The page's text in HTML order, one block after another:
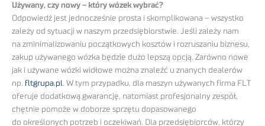
Używany, czy nowy – który wózek wybrać?
Odpowiedź jest jednocześnie prosta i skomplikowana – wszystko
zależy od sytuacji w naszym przedsiębiorstwie. Jeśli zależy nam
na zminimalizowaniu początkowych kosztów i rozruszaniu biznesu,
zakup używanego wózka będzie dużo lepszą opcją. Zarówno nowe
jak i używane wózki widłowe można znaleźć u znanych dealerów
np. fltgrupa.pl. W tym przypadku, dla maszyn używanych firma FLT
oferuje dodatkową gwarancję, natomiast profesjonalny zespół,
chętnie pomoże w doborze sprzętu dopasowanego
do określonych potrzeb i oczekiwań. Dla przedsiębiorców, którzy